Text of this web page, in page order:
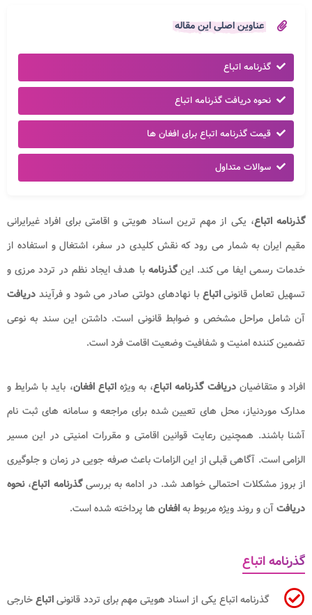
عناوین اصلی این مقاله
گذرنامه اتباع
نحوه دریافت گذرنامه اتباع
قیمت گذرنامه اتباع برای افغان ها
سوالات متداول
گذرنامه اتباع، یکی از مهم ترین اسناد هویتی و اقامتی برای افراد غیرایرانی
مقیم ایران به شمار می رود که نقش کلیدی در سفر، اشتغال و استفاده از
خدمات رسمی ایفا می کند. اینگذرنامهبا هدف ایجاد نظم در تردد مرزی و
تسهیل تعامل قانونیاتباع با نهادهای دولتی صادر می شود و فرآیند دریافت
آن شامل مراحل مشخص و ضوابط قانونی است. داشتن این سند به نوعی
تضمین‌ کننده امنیت و شفافیت وضعیت اقامت فرد است.
افراد و متقاضیاندریافت گذرنامه اتباع، به ویژهاتباع افغان، باید با شرایط و
مدارک موردنیاز، محل های تعیین شده برای مراجعه و سامانه های ثبت نام
آشنا باشند. همچنین رعایت قوانین اقامتی و مقررات امنیتی در این مسیر
الزامی است. آگاهی قبلی از این الزامات باعث صرفه‌ جویی در زمان و جلوگیری
از بروز مشکلات احتمالی خواهد شد. در ادامه به بررسیگذرنامه اتباع،نحوه
دریافتآن و روند ویژه مربوط بهافغان ها پرداخته شده است.
گذرنامه اتباع
گذرنامه اتباع یکی از اسناد هویتی مهم برای تردد قانونیاتباعخارجی